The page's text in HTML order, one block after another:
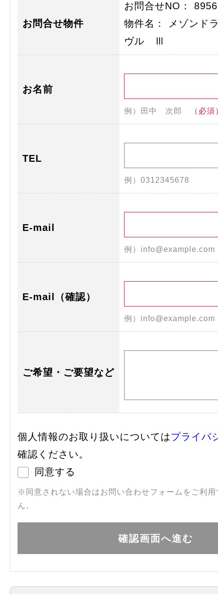
お問合せ物件
お問合せNO：
物件名： メゾンド
ヴル Ⅲ
お名前
例）田中 次郎 （必須
TEL
例）0312345678
E-mail
例）
E-mail（確認）
例）
ご希望・ご要望など
個人情報のお取り扱いについてはプライバ
確認ください。
同意する
※同意されない場合はお問い合わせフォームをご利
ん。